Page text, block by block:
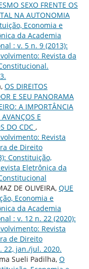
SEXO FRENTE OS
NA AUTONOMIA
Economia e
da Academia
: v. 5 n. 9 (2013):
Revista da
OS DIREITOS
E SEU PANORAMA
A IMPORTÂNCIA
E
DO CDC ,
Revista
de Direito
Constituição,
Eletrônica da
DE OLIVEIRA, QUE
Economia e
da Academia
: v. 12 n. 22 (2020):
Revista
de Direito
22, jan./jul. 2020.
Sueli Padilha, O